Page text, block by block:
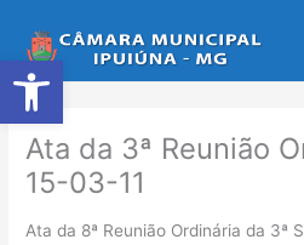
Abrir a barra de ferramentas
para
o
conteúdo
Ata da 3ª Reunião
15-03-11
Ata da 8ª Reunião Ordinária da 3ª